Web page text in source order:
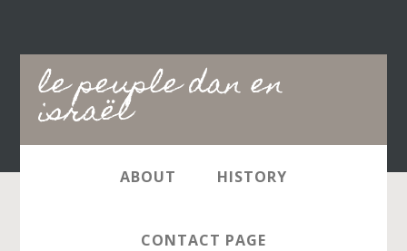
le peuple dan en
israël
Main
navigation
ABOUT HISTORY
CONTACT PAGE
Le Seigneur intervient lui-même. 2.2 - La